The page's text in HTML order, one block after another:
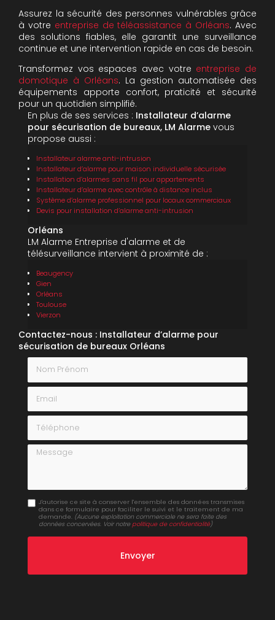
Assurez la sécurité des personnes vulnérables grâce
à votre entreprise de téléassistance à Orléans. Avec
des solutions fiables, elle garantit une surveillance
continue et une intervention rapide en cas de besoin.
Transformez vos espaces avec votre entreprise de
domotique à Orléans. La gestion automatisée des
équipements apporte confort, praticité et sécurité
pour un quotidien simplifié.
En plus de ses services : Installateur d’alarme
pour sécurisation de bureaux, LM Alarme vous
propose aussi :
Installateur alarme anti-intrusion
Installateur d’alarme pour maison individuelle sécurisée
Installation d’alarmes sans fil pour appartements
Installateur d’alarme avec contrôle à distance inclus
Système d’alarme professionnel pour locaux commerciaux
Devis pour installation d’alarme anti-intrusion
Orléans
LM Alarme Entreprise d'alarme et de
télésurveillance intervient à proximité de :
Beaugency
Gien
Orléans
Toulouse
Vierzon
Contactez-nous : Installateur d’alarme pour
sécurisation de bureaux Orléans
Nom Prénom
Email
Téléphone
Message
J'autorise ce site à conserver l'ensemble des données transmises
dans ce formulaire pour faciliter le suivi et le traitement de ma
demande. (Aucune exploitation commerciale ne sera faite des
données concervées. Voir notre politique de confidentialité)